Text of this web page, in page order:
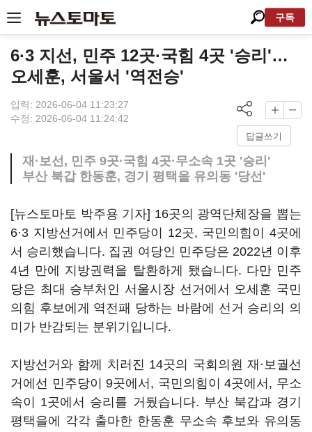
구독
6·3 지선, 민주 12곳·국힘 4곳 '승리'…
오세훈, 서울서 '역전승'
입력: 2026-06-04 11:23:27
수정: 2026-06-04 11:24:42
답글쓰기
재·보선, 민주 9곳·국힘 4곳·무소속 1곳 '승리'
부산 북갑 한동훈, 경기 평택을 유의동 '당선'
[뉴스토마토 박주용 기자] 16곳의 광역단체장을 뽑는
6·3 지방선거에서 민주당이 12곳, 국민의힘이 4곳에
서 승리했습니다. 집권 여당인 민주당은 2022년 이후
4년 만에 지방권력을 탈환하게 됐습니다. 다만 민주
당은 최대 승부처인 서울시장 선거에서 오세훈 국민
의힘 후보에게 역전패 당하는 바람에 선거 승리의 의
미가 반감되는 분위기입니다.
지방선거와 함께 치러진 14곳의 국회의원 재·보궐선
거에선 민주당이 9곳에서, 국민의힘이 4곳에서, 무소
속이 1곳에서 승리를 거뒀습니다. 부산 북갑과 경기
평택을에 각각 출마한 한동훈 무소속 후보와 유의동